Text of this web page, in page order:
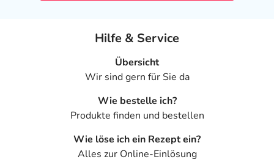
Hilfe & Service
Übersicht
Wir sind gern für Sie da
Wie bestelle ich?
Produkte finden und bestellen
Wie löse ich ein Rezept ein?
Alles zur Online-Einlösung